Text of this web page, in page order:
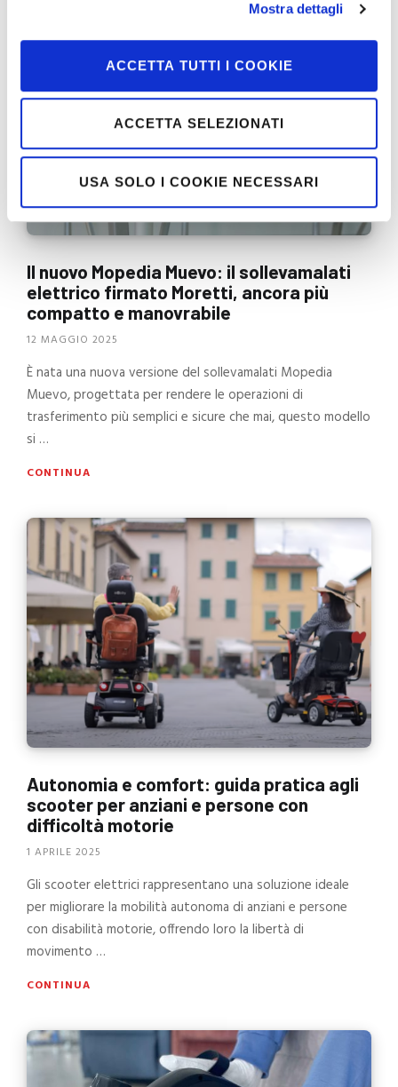
Mostra dettagli
ACCETTA TUTTI I COOKIE
ACCETTA SELEZIONATI
USA SOLO I COOKIE NECESSARI
Il nuovo Mopedia Muevo: il sollevamalati
elettrico firmato Moretti, ancora più
compatto e manovrabile
12 MAGGIO 2025
È nata una nuova versione del sollevamalati Mopedia
Muevo, progettata per rendere le operazioni di
trasferimento più semplici e sicure che mai, questo modello
si …
CONTINUA
Autonomia e comfort: guida pratica agli
scooter per anziani e persone con
difficoltà motorie
1 APRILE 2025
Gli scooter elettrici rappresentano una soluzione ideale
per migliorare la mobilità autonoma di anziani e persone
con disabilità motorie, offrendo loro la libertà di
movimento …
CONTINUA